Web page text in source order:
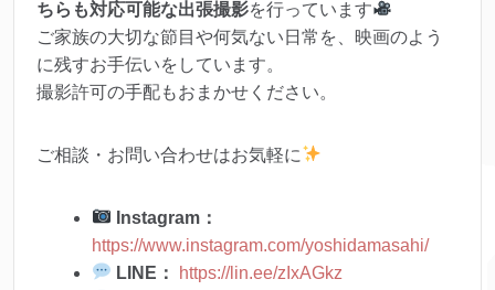
ちらも対応可能な出張撮影を行っています
ご家族の大切な節目や何気ない日常を、映画のよう
に残すお手伝いをしています。
撮影許可の手配もおまかせください。
ご相談・お問い合わせはお気軽に
Instagram：
https://www.instagram.com/yoshidamasahi/
LINE：
https://lin.ee/zIxAGkz